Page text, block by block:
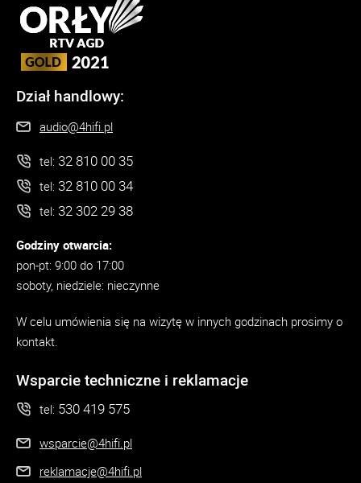
Dział handlowy:
audio@4hifi.pl
tel: 32 810 00 35
tel: 32 810 00 34
tel: 32 302 29 38
Godziny otwarcia:
pon-pt: 9:00 do 17:00
soboty, niedziele: nieczynne
W celu umówienia się na wizytę w innych godzinach prosimy o
kontakt.
Wsparcie techniczne i reklamacje
tel: 530 419 575
wsparcie@4hifi.pl
reklamacje@4hifi.pl